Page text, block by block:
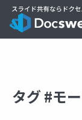
タグ #モ